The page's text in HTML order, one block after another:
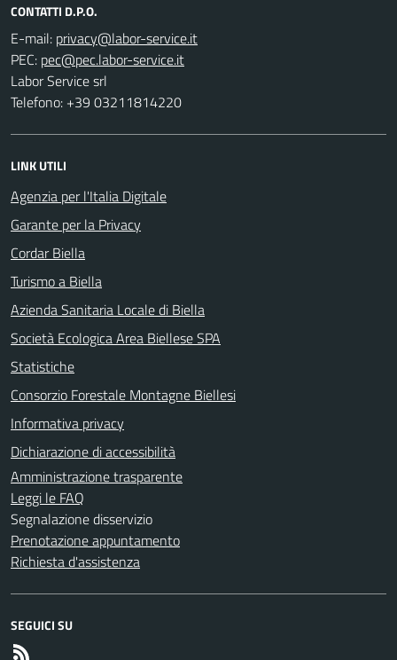
CONTATTI D.P.O.
E-mail:
PEC:
Labor Service srl
Telefono: +39 03211814220
LINK UTILI
Agenzia per l'Italia Digitale
Garante per la Privacy
Cordar Biella
Turismo a Biella
Azienda Sanitaria Locale di Biella
Società Ecologica Area Biellese SPA
Statistiche
Consorzio Forestale Montagne Biellesi
Informativa privacy
Dichiarazione di accessibilità
Amministrazione trasparente
Leggi le FAQ
Segnalazione disservizio
Prenotazione appuntamento
Richiesta d'assistenza
SEGUICI SU